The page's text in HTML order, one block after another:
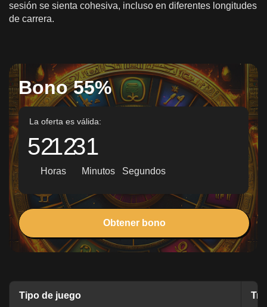
sesión se sienta cohesiva, incluso en diferentes longitudes
de carrera.
Bono 55%
La oferta es válida:
521228
Horas Minutos Segundos
Obtener bono
Tipo de juego